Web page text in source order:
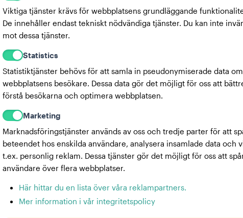
Viktiga tjänster krävs för webbplatsens grundläggande
De innehåller endast tekniskt nödvändiga tjänster. Du kan inte
mot dessa tjänster.
Statistics
Statistiktjänster behövs för att samla in pseudonymiserade data om
webbplatsens besökare. Dessa data gör det möjligt för oss att
förstå besökarna och optimera webbplatsen.
Marketing
Marknadsföringstjänster används av oss och tredje parter för att
beteendet hos enskilda användare, analysera insamlade data och
t.ex. personlig reklam. Dessa tjänster gör det möjligt för oss att
användare över flera webbplatser.
Här hittar du en lista över våra reklampartners.
Mer information i vår integritetspolicy